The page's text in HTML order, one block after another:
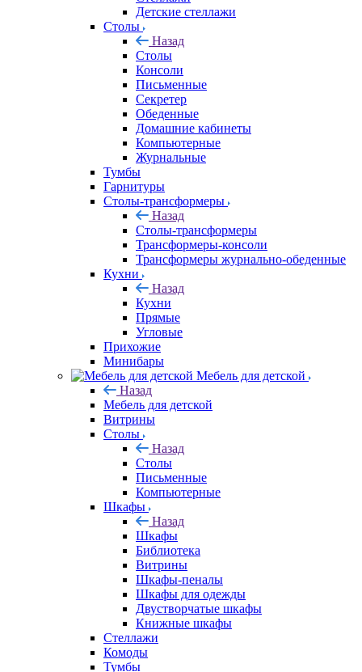
Детские стеллажи
Столы
Назад
Столы
Консоли
Письменные
Секретер
Обеденные
Домашние кабинеты
Компьютерные
Журнальные
Тумбы
Гарнитуры
Столы-трансформеры
Назад
Столы-трансформеры
Трансформеры-консоли
Трансформеры журнально-обеденные
Кухни
Назад
Кухни
Прямые
Угловые
Прихожие
Минибары
Мебель для детской
Назад
Мебель для детской
Витрины
Столы
Назад
Столы
Письменные
Компьютерные
Шкафы
Назад
Шкафы
Библиотека
Витрины
Шкафы-пеналы
Шкафы для одежды
Двустворчатые шкафы
Книжные шкафы
Стеллажи
Комоды
Тумбы